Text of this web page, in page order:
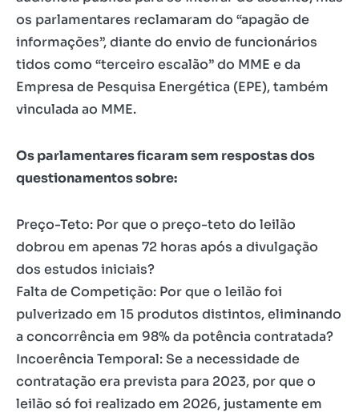
os parlamentares reclamaram do “apagão de
informações”, diante do envio de funcionários
tidos como “terceiro escalão” do MME e da
Empresa de Pesquisa Energética (EPE), também
vinculada ao MME.
Os parlamentares ficaram sem respostas dos
questionamentos sobre:
Preço-Teto: Por que o preço-teto do leilão
dobrou em apenas 72 horas após a divulgação
dos estudos iniciais?
Falta de Competição: Por que o leilão foi
pulverizado em 15 produtos distintos, eliminando
a concorrência em 98% da potência contratada?
Incoerência Temporal: Se a necessidade de
contratação era prevista para 2023, por que o
leilão só foi realizado em 2026, justamente em